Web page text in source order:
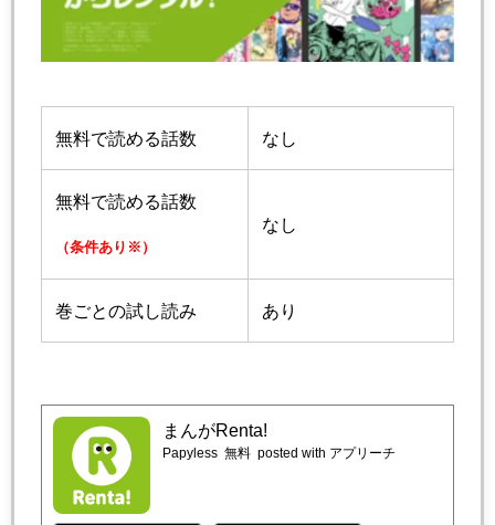
無料で読める話数 なし
無料で読める話数
（条件あり※）
なし
巻ごとの試し読み あり
まんがRenta!
Papyless 無料 posted with アプリーチ